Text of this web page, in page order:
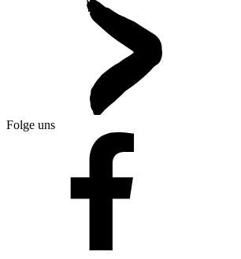
Folge uns